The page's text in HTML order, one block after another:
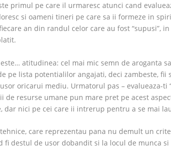
primul pe care il urmaresc atunci cand
si oameni tineri pe care sa ii formeze in
an din randul celor care au fost “supusi”,
atitudinea: cel mai mic semn de aroganta
pe lista potentialilor angajati, deci zambeste,
oricarui mediu. Urmatorul pas – evalueaza-ti
de resurse umane pun mare pret pe acest
dar nici pe cei care ii intrerup pentru a se mai
care reprezentau pana nu demult un
fi destul de usor dobandit si la locul de munca